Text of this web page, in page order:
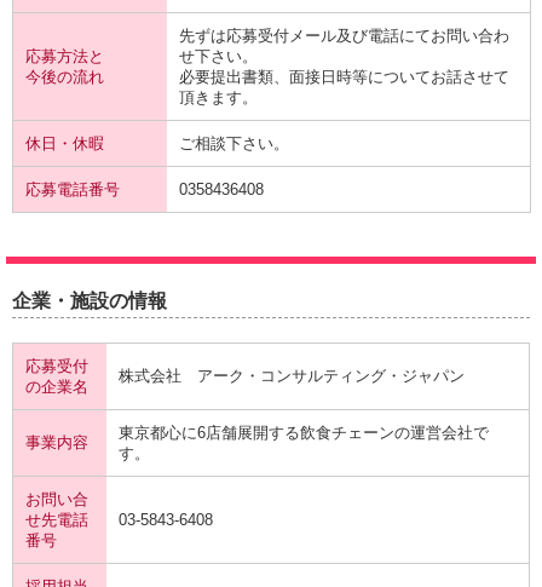
応募方法と
今後の流れ
先ずは応募受付メール及び電話にてお問い合わ
せ下さい。
必要提出書類、面接日時等についてお話させて
頂きます。
休日・休暇 ご相談下さい。
応募電話番号 0358436408
企業・施設の情報
応募受付
の企業名
株式会社 アーク・コンサルティング・ジャパン
事業内容
東京都心に6店舗展開する飲食チェーンの運営会社で
す。
お問い合
せ先電話
番号
03-5843-6408